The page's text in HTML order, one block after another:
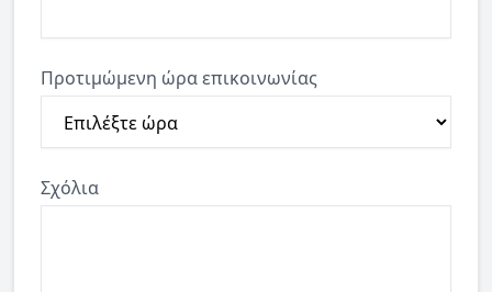
Προτιμώμενη ώρα επικοινωνίας
Σχόλια